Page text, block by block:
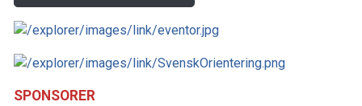
SPONSORER